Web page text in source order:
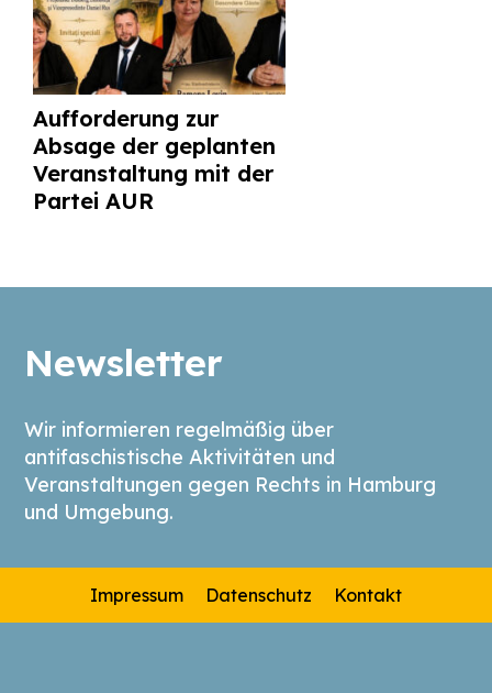
Aufforderung zur
Absage der geplanten
Veranstaltung mit der
Partei AUR
Newsletter
Wir informieren regelmäßig über
antifaschistische Aktivitäten und
Veranstaltungen gegen Rechts in Hamburg
und Umgebung.
Impressum Datenschutz Kontakt